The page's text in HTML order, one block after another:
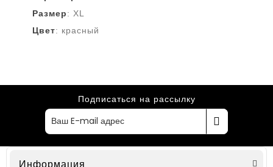
Размер: XL
Цвет: красный
Подписаться на рассылку